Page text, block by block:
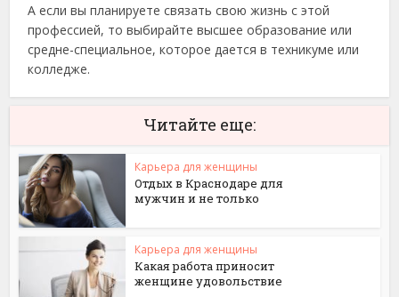
А если вы планируете связать свою жизнь с этой
профессией, то выбирайте высшее образование или
средне-специальное, которое дается в техникуме или
колледже.
Читайте еще:
Карьера для женщины
Отдых в Краснодаре для
мужчин и не только
Карьера для женщины
Какая работа приносит
женщине удовольствие